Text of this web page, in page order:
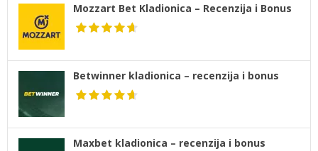
Mozzart Bet Kladionica – Recenzija i Bonus
Betwinner kladionica – recenzija i bonus
Maxbet kladionica – recenzija i bonus